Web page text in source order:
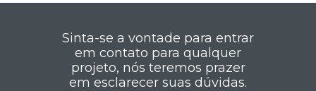
Sinta-se a vontade para entrar
em contato para qualquer
projeto, nós teremos prazer
em esclarecer suas dúvidas.